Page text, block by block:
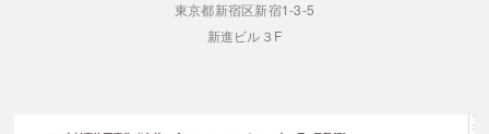
東京都新宿区新宿1-3-5
新進ビル３F